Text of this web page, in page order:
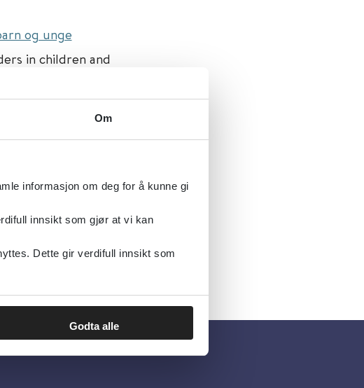
Om
informasjon om deg for å kunne gi
innsikt som gjør at vi kan
Dette gir verdifull innsikt som
Godta alle
og unge
in children and